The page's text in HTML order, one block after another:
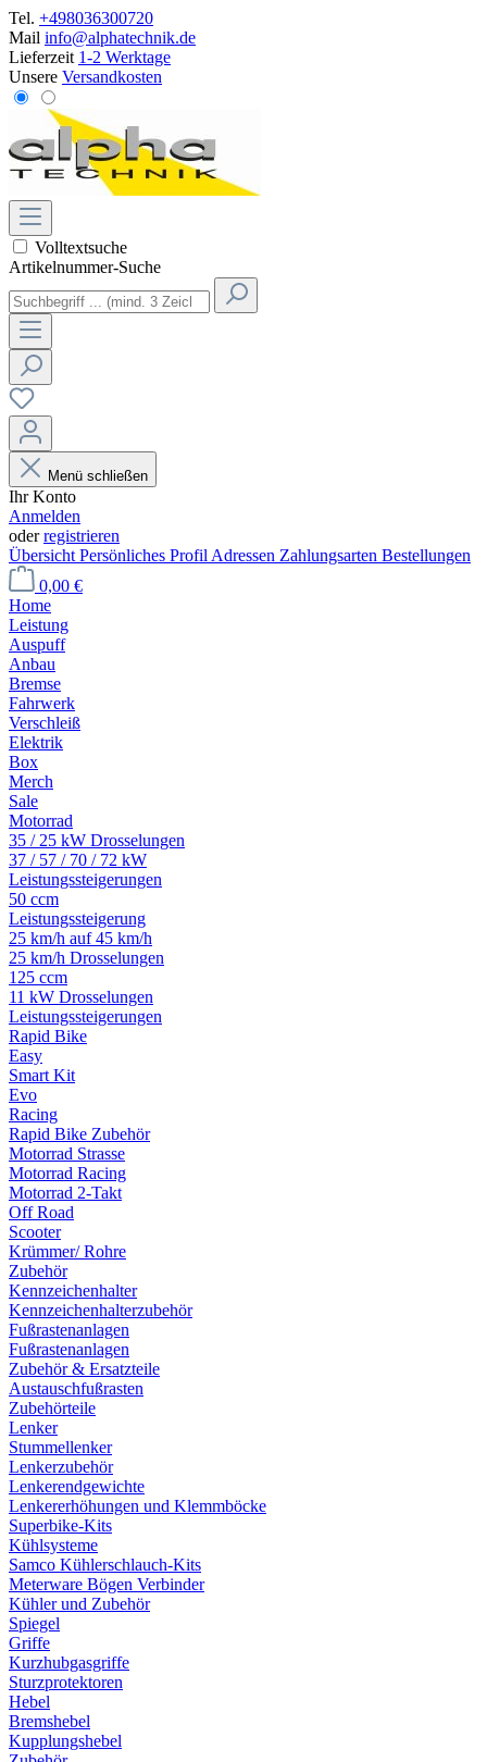
Tel. +498036300720
Mail info@alphatechnik.de
Lieferzeit 1-2 Werktage
Unsere Versandkosten
Volltextsuche
Artikelnummer-Suche
Menü schließen
Ihr Konto
Anmelden
oderregistrieren
Übersicht Persönliches Profil Adressen Zahlungsarten Bestellungen
0,00 €
Home
Leistung
Auspuff
Anbau
Bremse
Fahrwerk
Verschleiß
Elektrik
Box
Merch
Sale
Motorrad
35 / 25 kW Drosselungen
37 / 57 / 70 / 72 kW
Leistungssteigerungen
50 ccm
Leistungssteigerung
25 km/h auf 45 km/h
25 km/h Drosselungen
125 ccm
11 kW Drosselungen
Leistungssteigerungen
Rapid Bike
Easy
Smart Kit
Evo
Racing
Rapid Bike Zubehör
Motorrad Strasse
Motorrad Racing
Motorrad 2-Takt
Off Road
Scooter
Krümmer/ Rohre
Zubehör
Kennzeichenhalter
Kennzeichenhalterzubehör
Fußrastenanlagen
Fußrastenanlagen
Zubehör & Ersatzteile
Austauschfußrasten
Zubehörteile
Lenker
Stummellenker
Lenkerzubehör
Lenkerendgewichte
Lenkererhöhungen und Klemmböcke
Superbike-Kits
Kühlsysteme
Samco Kühlerschlauch-Kits
Meterware Bögen Verbinder
Kühler und Zubehör
Spiegel
Griffe
Kurzhubgasgriffe
Sturzprotektoren
Hebel
Bremshebel
Kupplungshebel